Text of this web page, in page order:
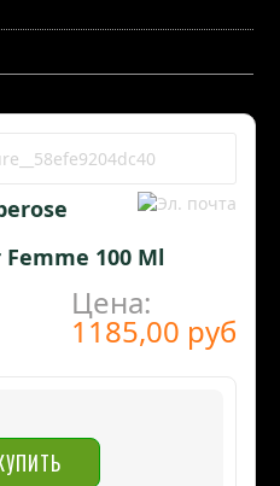
100 Ml
Цена:
1185,00 руб